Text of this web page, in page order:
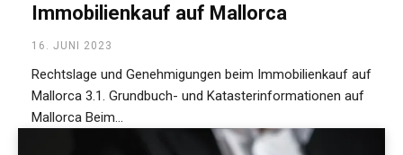
Immobilienkauf auf Mallorca
16. JUNI 2023
Rechtslage und Genehmigungen beim Immobilienkauf auf
Mallorca 3.1. Grundbuch- und Katasterinformationen auf
Mallorca Beim...